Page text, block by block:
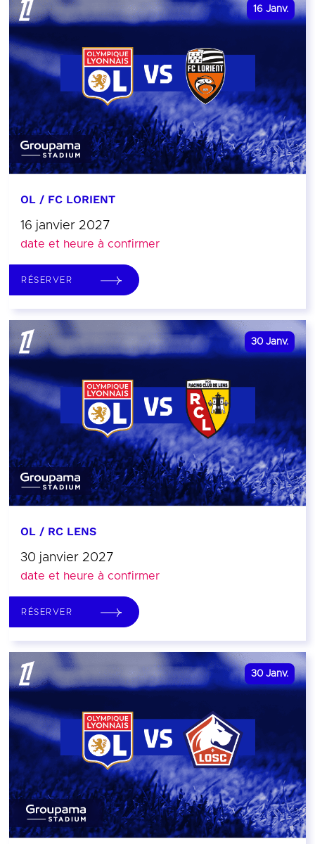
16 Janv.
OL / FC LORIENT
16 janvier 2027
date et heure à confirmer
RÉSERVER
30 Janv.
OL / RC LENS
30 janvier 2027
date et heure à confirmer
RÉSERVER
30 Janv.